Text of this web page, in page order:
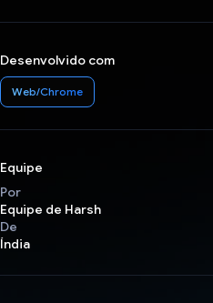
Desenvolvido com
Web/Chrome
Equipe
Por
Equipe de Harsh
De
Índia